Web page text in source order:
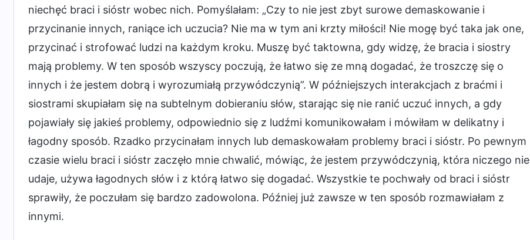
niechęć braci i sióstr wobec nich. Pomyślałam: „Czy to nie jest zbyt surowe demaskowanie i
przycinanie innych, raniące ich uczucia? Nie ma w tym ani krzty miłości! Nie mogę być taka jak one,
przycinać i strofować ludzi na każdym kroku. Muszę być taktowna, gdy widzę, że bracia i siostry
mają problemy. W ten sposób wszyscy poczują, że łatwo się ze mną dogadać, że troszczę się o
innych i że jestem dobrą i wyrozumiałą przywódczynią”. W późniejszych interakcjach z braćmi i
siostrami skupiałam się na subtelnym dobieraniu słów, starając się nie ranić uczuć innych, a gdy
pojawiały się jakieś problemy, odpowiednio się z ludźmi komunikowałam i mówiłam w delikatny i
łagodny sposób. Rzadko przycinałam innych lub demaskowałam problemy braci i sióstr. Po pewnym
czasie wielu braci i sióstr zaczęło mnie chwalić, mówiąc, że jestem przywódczynią, która niczego nie
udaje, używa łagodnych słów i z którą łatwo się dogadać. Wszystkie te pochwały od braci i sióstr
sprawiły, że poczułam się bardzo zadowolona. Później już zawsze w ten sposób rozmawiałam z
innymi.